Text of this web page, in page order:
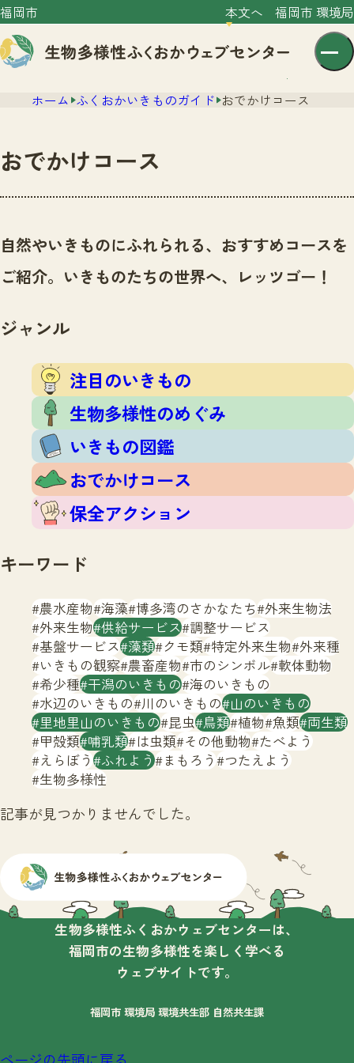
福岡市 本文へ 福岡市 環境局
文字サイズ 小 中 大
センター紹介
センター紹介TOP
サイトポリシー
ニュース
いきものガイド
注目のいきもの
生物多様性のめぐみ
いきもの図鑑
おでかけコース
保全アクション
イベント
いきもの調査隊
調査レポート
調査レポートTOP
調査結果
ふくおかいきものマップ
マッチング
マッチングTOP
掲載申し込みフォーム
お問合せ
生物多様性ふくおかウェブセンターとは
サイトマップ
ホーム ふくおかいきものガイド おでかけコース
おでかけコース
自然やいきものにふれられる、おすすめコースを
ご紹介。いきものたちの世界へ、レッツゴー！
ジャンル
注目のいきもの
生物多様性のめぐみ
いきもの図鑑
おでかけコース
保全アクション
キーワード
農水産物 海藻 博多湾のさかなたち 外来生物法
外来生物 供給サービス 調整サービス
基盤サービス 藻類 クモ類 特定外来生物 外来種
いきもの観察 農畜産物 市のシンボル 軟体動物
希少種 干潟のいきもの 海のいきもの
水辺のいきもの 川のいきもの 山のいきもの
里地里山のいきもの 昆虫 鳥類 植物 魚類 両生類
甲殻類 哺乳類 は虫類 その他動物 たべよう
えらぼう ふれよう まもろう つたえよう
生物多様性
記事が見つかりませんでした。
生物多様性ふくおかウェブセンターは、
福岡市の生物多様性を楽しく学べる
ウェブサイトです。
福岡市 環境局 環境共生部 自然共生課